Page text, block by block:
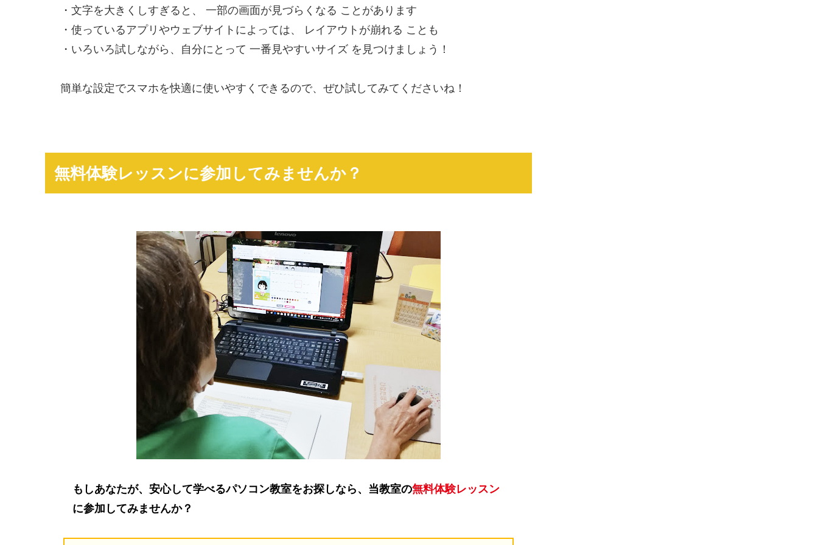
・文字を大きくしすぎると、 一部の画面が見づらくなる ことがあります
・使っているアプリやウェブサイトによっては、 レイアウトが崩れる ことも
・いろいろ試しながら、自分にとって 一番見やすいサイズ を見つけましょう！
簡単な設定でスマホを快適に使いやすくできるので、ぜひ試してみてくださいね！
無料体験レッスンに参加してみませんか？
もしあなたが、安心して学べるパソコン教室をお探しなら、当教室の無料体験レッスン
に参加してみませんか？